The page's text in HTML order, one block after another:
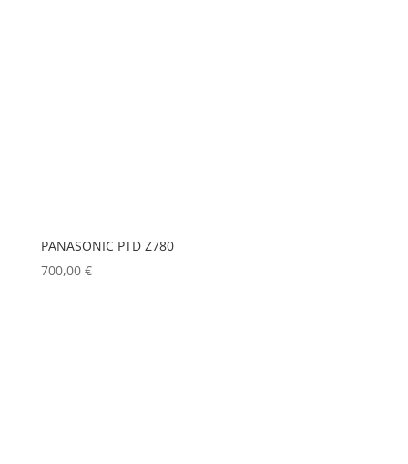
PANASONIC PTD Z780
700,00 €